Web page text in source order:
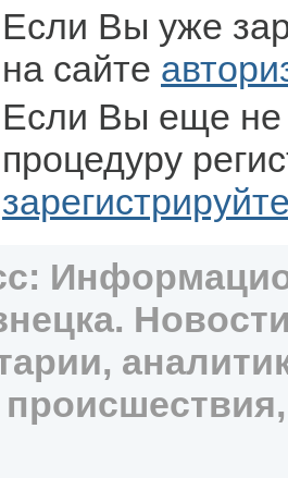
Если Вы уже
на сайте
Если Вы еще не
процедуру